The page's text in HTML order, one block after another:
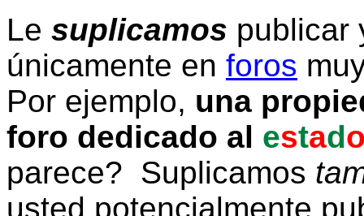
Le suplicamos publicar
únicamente en foros
Por ejemplo, una
foro dedicado al estad
parece? Suplicamos
usted potencialmente